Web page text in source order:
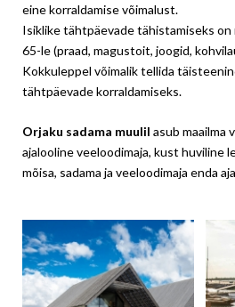
eine korraldamise võimalust.
Isiklike tähtpäevade tähistamiseks on
65-le (praad, magustoit, joogid,
Kokkuleppel võimalik tellida
tähtpäevade korraldamiseks.
Orjaku sadama muulil asub maailma
ajalooline veeloodimaja, kust huviline
mõisa, sadama ja veeloodimaja enda